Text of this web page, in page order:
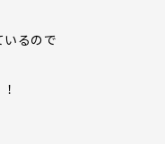
いるので